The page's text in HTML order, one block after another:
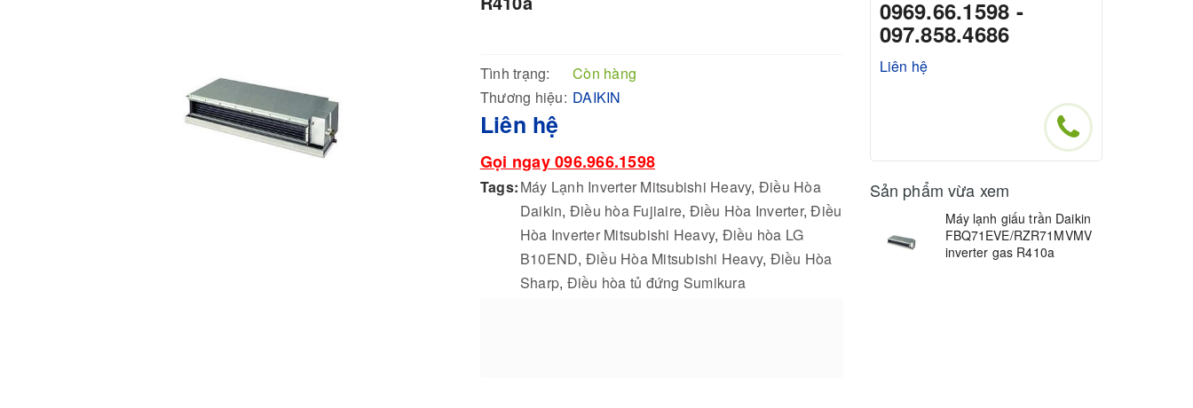
Tình trạng:
Còn hàng
Thương hiệu: DAIKIN
Liên hệ
Gọi ngay 096.966.1598
Tags:Máy Lạnh Inverter Mitsubishi Heavy, Điều Hòa
Daikin, Điều hòa Fujiaire, Điều Hòa Inverter,Điều
Hòa Inverter Mitsubishi Heavy, Điều hòa LG
B10END, Điều Hòa Mitsubishi Heavy, Điều Hòa
Sharp, Điều hòa tủ đứng Sumikura
0969.66.1598 -
097.858.4686
Liên hệ
Sản phẩm vừa xem
Máy lạnh giấu trần Daikin
FBQ71EVE/RZR71MVMV
inverter gas R410a